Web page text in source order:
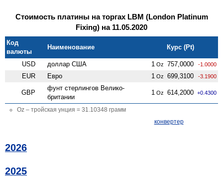
Стоимость платины на торгах LBM (London Platinum
Fixing) на 11.05.2020
Код
валюты
Наименование Курс (Pt)
USD доллар США 1 Oz 757,0000 -1.0000
EUR Евро 1 Oz 699,3100 -3.1900
GBP
фунт стерлингов Велико­
британии
1 Oz 614,2000 +0.4300
Oz – тройская унция = 31.10348 грамм
конвертер
2026
2025